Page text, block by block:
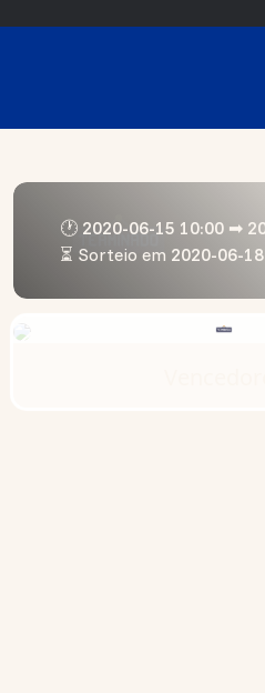
🕐 2020-06-15 10:00 ➡
⏳ Sorteio em 2020-06-